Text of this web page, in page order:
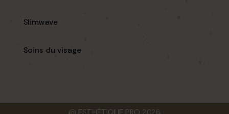
Slimwave
Soins du visage